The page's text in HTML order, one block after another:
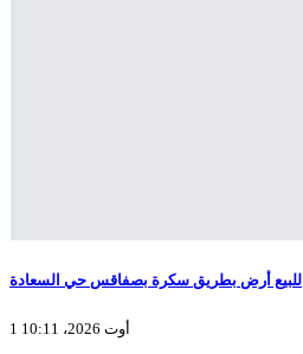
للبيع أرض بطريق سكرة بصفاقس حي السعادة
1 أوت 2026، 10:11